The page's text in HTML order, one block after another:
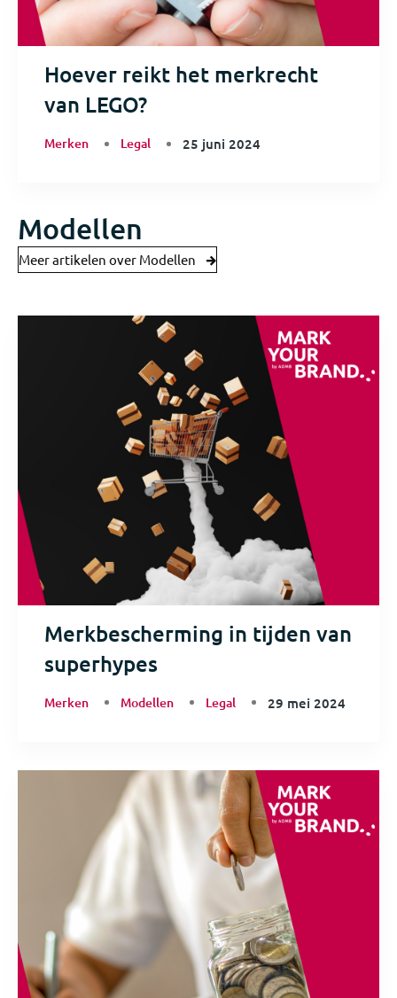
Hoever reikt het merkrecht
van LEGO?
Merken Legal 25 juni 2024
Modellen
Meer artikelen over Modellen
Merkbescherming in tijden van
superhypes
Merken Modellen Legal 29 mei 2024